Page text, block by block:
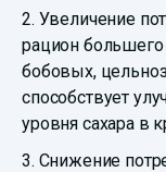
2. Увеличение
рацион
бобовых,
способствует
уровня сахара в
3. Снижение